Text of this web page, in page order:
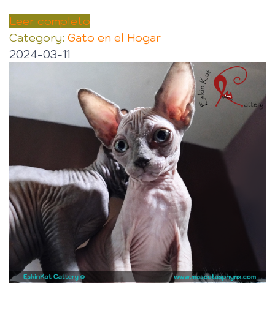
Leer completo
Category: Gato en el Hogar
2024-03-11